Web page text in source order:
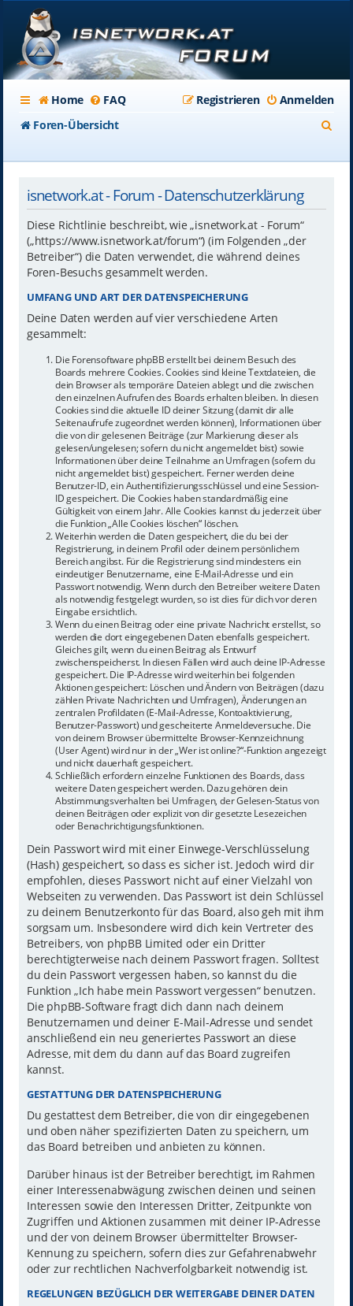
Home FAQ Anmelden
Registrieren
Foren-Übersicht
isnetwork.at - Forum - Datenschutzerklärung
Diese Richtlinie beschreibt, wie „isnetwork.at - Forum“
(„https://www.isnetwork.at/forum“) (im Folgenden „der
Betreiber“) die Daten verwendet, die während deines
Foren-Besuchs gesammelt werden.
UMFANG UND ART DER DATENSPEICHERUNG
Deine Daten werden auf vier verschiedene Arten
gesammelt:
Die Forensoftware phpBB erstellt bei deinem Besuch des
Boards mehrere Cookies. Cookies sind kleine Textdateien, die
dein Browser als temporäre Dateien ablegt und die zwischen
den einzelnen Aufrufen des Boards erhalten bleiben. In diesen
Cookies sind die aktuelle ID deiner Sitzung (damit dir alle
Seitenaufrufe zugeordnet werden können), Informationen über
die von dir gelesenen Beiträge (zur Markierung dieser als
gelesen/ungelesen; sofern du nicht angemeldet bist) sowie
Informationen über deine Teilnahme an Umfragen (sofern du
nicht angemeldet bist) gespeichert. Ferner werden deine
Benutzer-ID, ein Authentifizierungsschlüssel und eine Session-
ID gespeichert. Die Cookies haben standardmäßig eine
Gültigkeit von einem Jahr. Alle Cookies kannst du jederzeit über
die Funktion „Alle Cookies löschen“ löschen.
Weiterhin werden die Daten gespeichert, die du bei der
Registrierung, in deinem Profil oder deinem persönlichem
Bereich angibst. Für die Registrierung sind mindestens ein
eindeutiger Benutzername, eine E-Mail-Adresse und ein
Passwort notwendig. Wenn durch den Betreiber weitere Daten
als notwendig festgelegt wurden, so ist dies für dich vor deren
Eingabe ersichtlich.
Wenn du einen Beitrag oder eine private Nachricht erstellst, so
werden die dort eingegebenen Daten ebenfalls gespeichert.
Gleiches gilt, wenn du einen Beitrag als Entwurf
zwischenspeicherst. In diesen Fällen wird auch deine IP-Adresse
gespeichert. Die IP-Adresse wird weiterhin bei folgenden
Aktionen gespeichert: Löschen und Ändern von Beiträgen (dazu
zählen Private Nachrichten und Umfragen), Änderungen an
zentralen Profildaten (E-Mail-Adresse, Kontoaktivierung,
Benutzer-Passwort) und gescheiterte Anmeldeversuche. Die
von deinem Browser übermittelte Browser-Kennzeichnung
(User Agent) wird nur in der „Wer ist online?“-Funktion angezeigt
und nicht dauerhaft gespeichert.
Schließlich erfordern einzelne Funktionen des Boards, dass
weitere Daten gespeichert werden. Dazu gehören dein
Abstimmungsverhalten bei Umfragen, der Gelesen-Status von
deinen Beiträgen oder explizit von dir gesetzte Lesezeichen
oder Benachrichtigungsfunktionen.
Dein Passwort wird mit einer Einwege-Verschlüsselung
(Hash) gespeichert, so dass es sicher ist. Jedoch wird dir
empfohlen, dieses Passwort nicht auf einer Vielzahl von
Webseiten zu verwenden. Das Passwort ist dein Schlüssel
zu deinem Benutzerkonto für das Board, also geh mit ihm
sorgsam um. Insbesondere wird dich kein Vertreter des
Betreibers, von phpBB Limited oder ein Dritter
berechtigterweise nach deinem Passwort fragen. Solltest
du dein Passwort vergessen haben, so kannst du die
Funktion „Ich habe mein Passwort vergessen“ benutzen.
Die phpBB-Software fragt dich dann nach deinem
Benutzernamen und deiner E-Mail-Adresse und sendet
anschließend ein neu generiertes Passwort an diese
Adresse, mit dem du dann auf das Board zugreifen
kannst.
GESTATTUNG DER DATENSPEICHERUNG
Du gestattest dem Betreiber, die von dir eingegebenen
und oben näher spezifizierten Daten zu speichern, um
das Board betreiben und anbieten zu können.
Darüber hinaus ist der Betreiber berechtigt, im Rahmen
einer Interessenabwägung zwischen deinen und seinen
Interessen sowie den Interessen Dritter, Zeitpunkte von
Zugriffen und Aktionen zusammen mit deiner IP-Adresse
und der von deinem Browser übermittelter Browser-
Kennung zu speichern, sofern dies zur Gefahrenabwehr
oder zur rechtlichen Nachverfolgbarkeit notwendig ist.
REGELUNGEN BEZÜGLICH DER WEITERGABE DEINER DATEN